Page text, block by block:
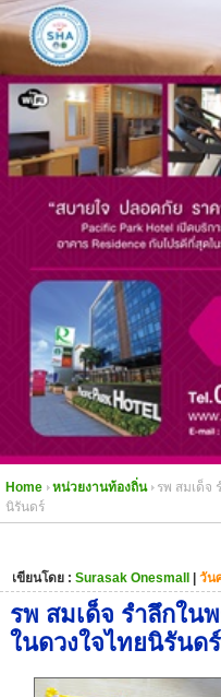
Home หน่วยงานท้องถิ่น
รพ สมเด็จ
นิรันดร์
เขียนโดย : Surasak Onesmall | วัน
รพ สมเด็จ รำลึกใ
ในดวงใจไทยนิรันดร์